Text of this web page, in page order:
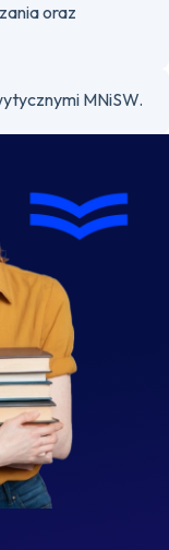
oraz
MNiSW.